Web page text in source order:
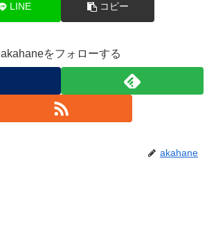
LINE コピー
akahaneをフォローする
akahane